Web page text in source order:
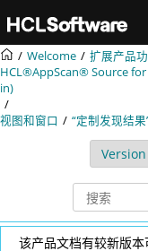
Welcome
扩展产品
HCL®AppScan® Source
in)
视图和窗口 “定制发现结果
该产品文档有较新版本